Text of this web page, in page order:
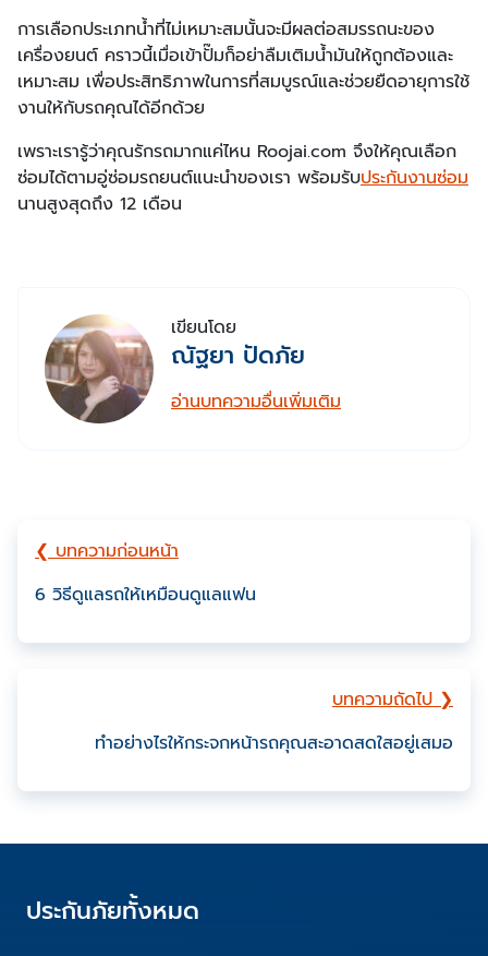
การเลือกประเภทน้ำที่ไม่เหมาะสมนั้นจะมีผลต่อสมรรถนะของ
เครื่องยนต์ คราวนี้เมื่อเข้าปั๊มก็อย่าลืมเติมน้ำมันให้ถูกต้องและ
เหมาะสม เพื่อประสิทธิภาพในการที่สมบูรณ์และช่วยยืดอายุการใช้
งานให้กับรถคุณได้อีกด้วย
เพราะเรารู้ว่าคุณรักรถมากแค่ไหน Roojai.com จึงให้คุณเลือก
ซ่อมได้ตามอู่ซ่อมรถยนต์แนะนำของเรา พร้อมรับประกันงานซ่อม
นานสูงสุดถึง 12 เดือน
เขียนโดย
ณัฐยา ปัดภัย
อ่านบทความอื่นเพิ่มเติม
❮ บทความก่อนหน้า
6 วิธีดูแลรถให้เหมือนดูแลแฟน
บทความถัดไป ❯
ทำอย่างไรให้กระจกหน้ารถคุณสะอาดสดใสอยู่เสมอ
ประกันภัยทั้งหมด